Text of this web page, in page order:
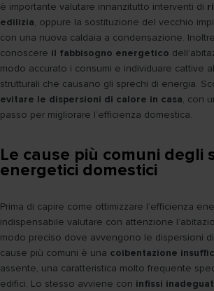
è importante valutare innanzitutto interventi di
edilizia, oppure la sostituzione del vecchio
con una nuova caldaia a condensazione.
conoscere il fabbisogno energetico
modo accurato i consumi e individuare cattive
strutturali che causano gli sprechi di energia.
evitare le dispersioni di calore in casa, con
passo per migliorare l’efficienza domestica.
Le cause più comuni degli
energetici domestici
Prima di capire come ottimizzare l’efficienza
indispensabile valutare con attenzione
modo preciso dove avvengono le dispersioni
cause più comuni è una coibentazione
assente, una caratteristica molto frequente
edifici. Lo stesso avviene con infissi